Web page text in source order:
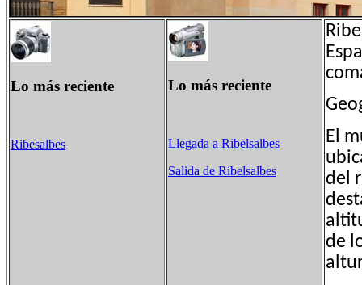
Lo más reciente
Ribesalbes
Lo más reciente
Llegada a Ribelsalbes
Salida de Ribelsalbes
El
del
de